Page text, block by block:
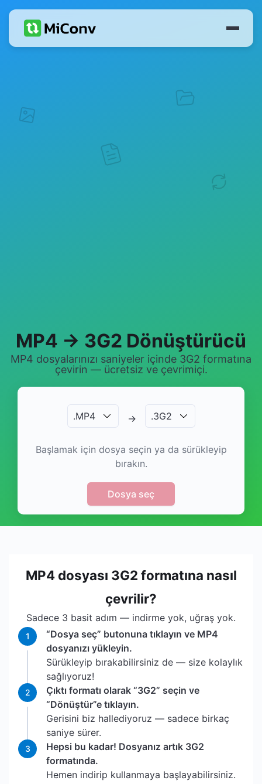
MP4 → 3G2 Dönüştürücü
MP4 dosyalarınızı saniyeler içinde 3G2 formatına
çevirin — ücretsiz ve çevrimiçi.
.MP4 → .3G2
Başlamak için dosya seçin ya da sürükleyip
bırakın.
Dosya seç
MP4 dosyası 3G2 formatına nasıl
çevrilir?
Sadece 3 basit adım — indirme yok, uğraş yok.
1
“Dosya seç” butonuna tıklayın ve MP4
dosyanızı yükleyin.
Sürükleyip bırakabilirsiniz de — size kolaylık
sağlıyoruz!
2
Çıktı formatı olarak “3G2” seçin ve
“Dönüştür”e tıklayın.
Gerisini biz hallediyoruz — sadece birkaç
saniye sürer.
3
Hepsi bu kadar! Dosyanız artık 3G2
formatında.
Hemen indirip kullanmaya başlayabilirsiniz.